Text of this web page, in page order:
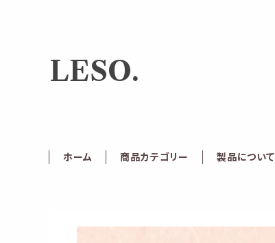
LESO.
ホーム 商品カテゴリー 製品について